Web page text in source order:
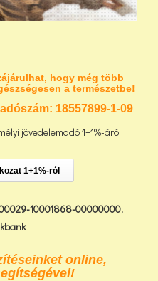
hogy még több
a természetbe!
18557899-1-09
jövedelemadó 1+1%-áról:
1+1%-ról
10001868-00000000,
online,